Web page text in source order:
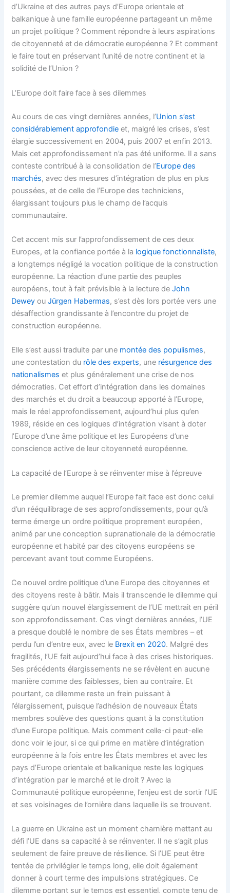
d’Ukraine et des autres pays d’Europe orientale et
balkanique à une famille européenne partageant un même
un projet politique ? Comment répondre à leurs aspirations
de citoyenneté et de démocratie européenne ? Et comment
le faire tout en préservant l’unité de notre continent et la
solidité de l’Union ?
L’Europe doit faire face à ses dilemmes
Au cours de ces vingt dernières années, l’Union s’est
considérablement approfondie et, malgré les crises, s’est
élargie successivement en 2004, puis 2007 et enfin 2013.
Mais cet approfondissement n’a pas été uniforme. Il a sans
conteste contribué à la consolidation de l’Europe des
marchés, avec des mesures d’intégration de plus en plus
poussées, et de celle de l’Europe des techniciens,
élargissant toujours plus le champ de l’acquis
communautaire.
Cet accent mis sur l’approfondissement de ces deux
Europes, et la confiance portée à la logique fonctionnaliste,
a longtemps négligé la vocation politique de la construction
européenne. La réaction d’une partie des peuples
européens, tout à fait prévisible à la lecture deJohn
Dewey ouJürgen Habermas, s’est dès lors portée vers une
désaffection grandissante à l’encontre du projet de
construction européenne.
Elle s’est aussi traduite par une montée des populismes,
une contestation du rôle des experts, une résurgence des
nationalismes et plus généralement une crise de nos
démocraties. Cet effort d’intégration dans les domaines
des marchés et du droit a beaucoup apporté à l’Europe,
mais le réel approfondissement, aujourd’hui plus qu’en
1989, réside en ces logiques d’intégration visant à doter
l’Europe d’une âme politique et les Européens d’une
conscience active de leur citoyenneté européenne.
La capacité de l’Europe à se réinventer mise à l’épreuve
Le premier dilemme auquel l’Europe fait face est donc celui
d’un rééquilibrage de ses approfondissements, pour qu’à
terme émerge un ordre politique proprement européen,
animé par une conception supranationale de la démocratie
européenne et habité par des citoyens européens se
percevant avant tout comme Européens.
Ce nouvel ordre politique d’une Europe des citoyennes et
des citoyens reste à bâtir. Mais il transcende le dilemme qui
suggère qu’un nouvel élargissement de l’UE mettrait en péril
son approfondissement. Ces vingt dernières années, l’UE
a presque doublé le nombre de ses États membres – et
perdu l’un d’entre eux, avec le Brexit en 2020. Malgré des
fragilités, l’UE fait aujourd’hui face à des crises historiques.
Ses précédents élargissements ne se révèlent en aucune
manière comme des faiblesses, bien au contraire. Et
pourtant, ce dilemme reste un frein puissant à
l’élargissement, puisque l’adhésion de nouveaux États
membres soulève des questions quant à la constitution
d’une Europe politique. Mais comment celle-ci peut-elle
donc voir le jour, si ce qui prime en matière d’intégration
européenne à la fois entre les États membres et avec les
pays d’Europe orientale et balkanique reste les logiques
d’intégration par le marché et le droit ? Avec la
Communauté politique européenne, l’enjeu est de sortir l’UE
et ses voisinages de l’ornière dans laquelle ils se trouvent.
La guerre en Ukraine est un moment charnière mettant au
défi l’UE dans sa capacité à se réinventer. Il ne s’agit plus
seulement de faire preuve de résilience. Si l’UE peut être
tentée de privilégier le temps long, elle doit également
donner à court terme des impulsions stratégiques. Ce
dilemme portant sur le temps est essentiel, compte tenu de